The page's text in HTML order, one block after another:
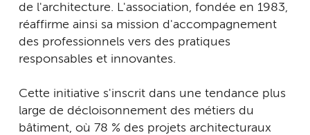
de l'architecture. L'association, fondée en 1983,
réaffirme ainsi sa mission d'accompagnement
des professionnels vers des pratiques
responsables et innovantes.
Cette initiative s'inscrit dans une tendance plus
large de décloisonnement des métiers du
bâtiment, où 78 % des projets architecturaux